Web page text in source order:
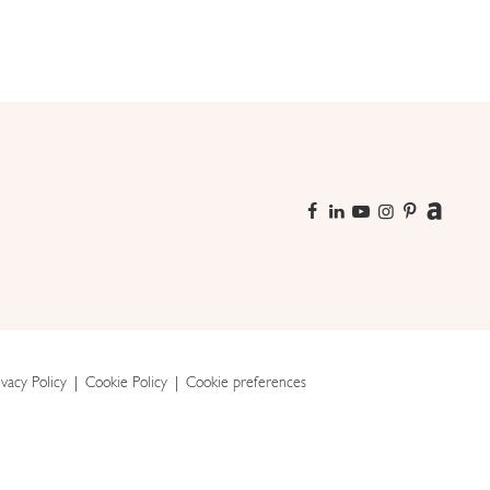
Policy Cookie Policy Cookie preferences